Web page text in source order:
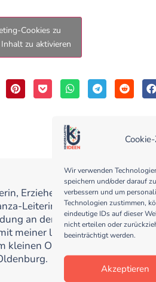
Wir verwenden
speichern und/oder darauf
verbessern und um
Technologien zustimmen,
eindeutige IDs auf dieser
nicht erteilen oder
beeinträchtigt werden.
Akzeptieren
Cookies zu
zu aktivieren
Erzieherin in einem
Leiterin. 2017/18
an der "Wildnisschule
meiner lustigen Mitbewohnerin
kleinen Ort umgeben von Natur,